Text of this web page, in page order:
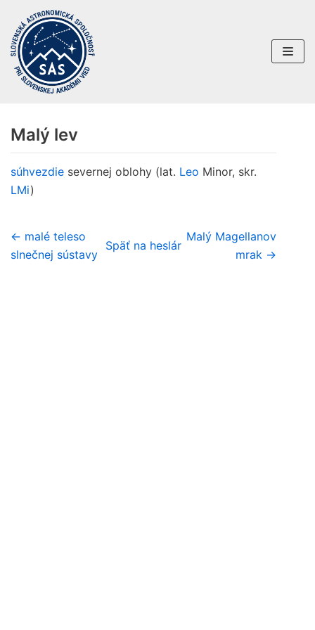
Preskočiť
na
obsah
Malý lev
súhvezdie severnej oblohy (lat. Leo Minor, skr.
LMi)
← malé teleso
slnečnej sústavy
Späť na heslár
Malý Magellanov
mrak →